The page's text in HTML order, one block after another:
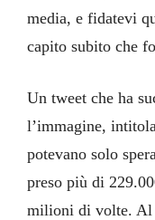
media, e fidatevi
capito subito che
Un tweet che ha
l’immagine,
potevano solo
preso più di
milioni di volte. Al